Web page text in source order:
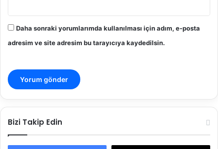
Daha sonraki yorumlarımda kullanılması için adım, e-posta
adresim ve site adresim bu tarayıcıya kaydedilsin.
Bizi Takip Edin